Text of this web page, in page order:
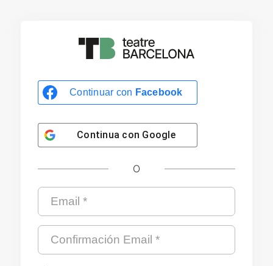
Continuar con Facebook
Continua con Google
O